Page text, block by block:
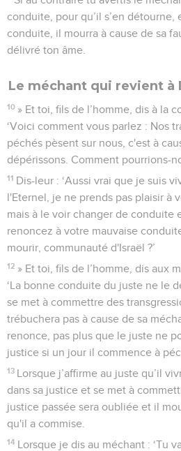
conduite, pour qu’il s’en
conduite, il mourra à cause de sa
délivré ton âme.
Le méchant qui revient à
10 » Et toi, fils de l’homme, dis à la
‘Voici comment vous parlez : Nos
péchés pèsent sur nous, c'est à
dépérissons. Comment pourrions-
11 Dis-leur : ‘Aussi vrai que je suis
l'Eternel, je ne prends pas plaisir à
mais à le voir changer de conduite
renoncez à votre mauvaise
mourir, communauté d'Israël ?’
12 » Et toi, fils de l’homme, dis aux
‘La bonne conduite du juste ne le
se met à commettre des
trébuchera pas à cause de sa
renonce, pas plus que le juste ne
justice si un jour il commence à
13 Lorsque j’affirme au juste qu’il
dans sa justice et se met à
justice passée sera oubliée et il
qu'il a commise.
14 Lorsque je dis au méchant : ‘Tu